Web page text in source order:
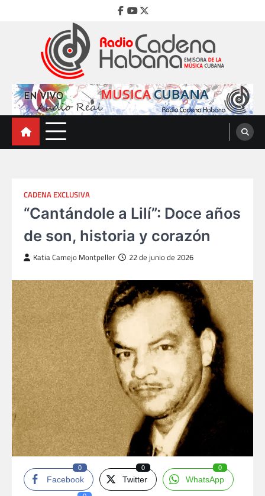
Facebook
Youtube
Twitter
Radio Cadena Habana
Emisora de la Música Cubana
CADENA EXCLUSIVA
“Cantándole a Lilí”: Doce años
de son, historia y corazón
Katia Camejo Montpeller 22 de junio de 2026
Facebook
0
Twitter
0
WhatsApp
0